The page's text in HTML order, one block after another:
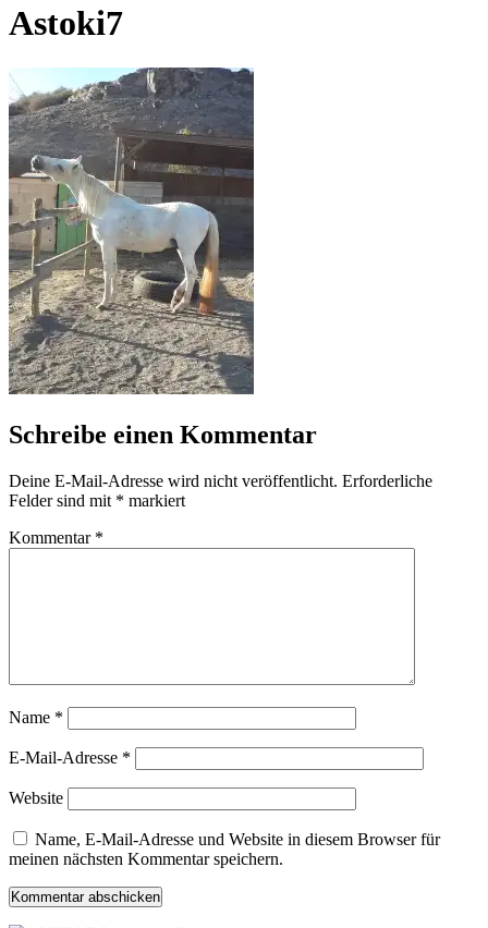
Astoki7
Schreibe einen Kommentar
Deine E-Mail-Adresse wird nicht veröffentlicht. Erforderliche
Felder sind mit * markiert
Kommentar *
Name *
E-Mail-Adresse *
Website
Name, E-Mail-Adresse und Website in diesem Browser für
meinen nächsten Kommentar speichern.